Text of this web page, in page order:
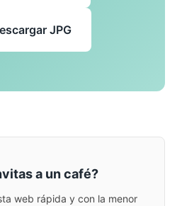
JPG
a un café?
web rápida y con la menor